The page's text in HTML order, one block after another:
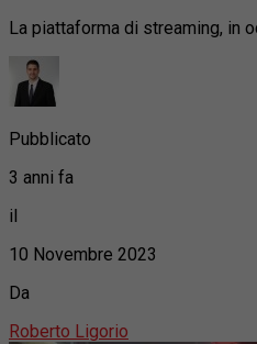
La piattaforma di streaming, in
Pubblicato
3 anni fa
il
10 Novembre 2023
Da
Roberto Ligorio